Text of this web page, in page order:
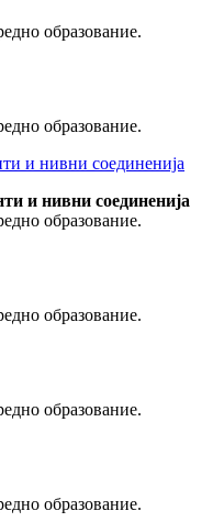
образование.
образование.
и нивни соединенија
образование.
образование.
образование.
образование.